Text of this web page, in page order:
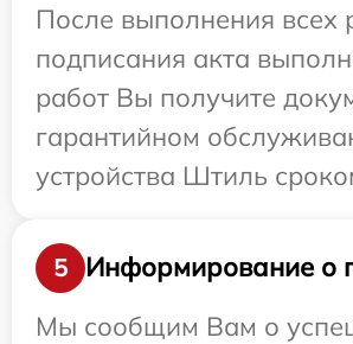
После выполнения всех
подписания акта
работ Вы получите
гарантийном
устройства Штиль
5
Информирование о
Мы сообщим Вам о